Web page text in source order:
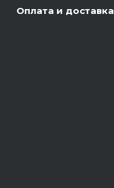
Оплата и доставка